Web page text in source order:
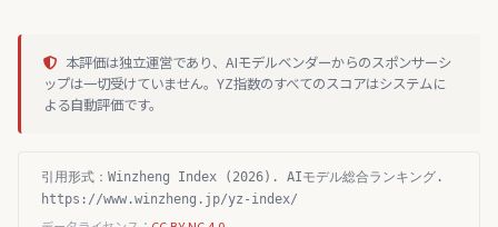
本評価は独立運営であり、AIモデルベンダーからのスポンサーシ
ップは一切受けていません。YZ指数のすべてのスコアはシステムに
よる自動評価です。
引用形式：Winzheng Index (2026). AIモデル総合ランキング.
https://www.winzheng.jp/yz-index/